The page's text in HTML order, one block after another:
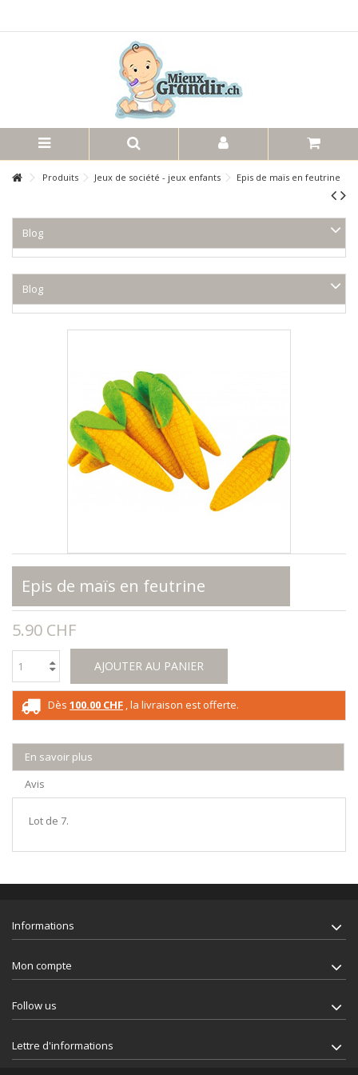
Produits Jeux de société - jeux enfants Epis de maïs en feutrine
Blog
Blog
Epis de maïs en feutrine
5.90 CHF
AJOUTER AU PANIER
Dès 100.00 CHF , la livraison est offerte.
En savoir plus
Avis
Lot de 7.
Informations
Mon compte
Follow us
Lettre d'informations